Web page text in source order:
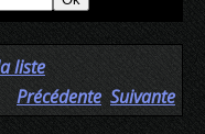
liste
Précédente Suivante